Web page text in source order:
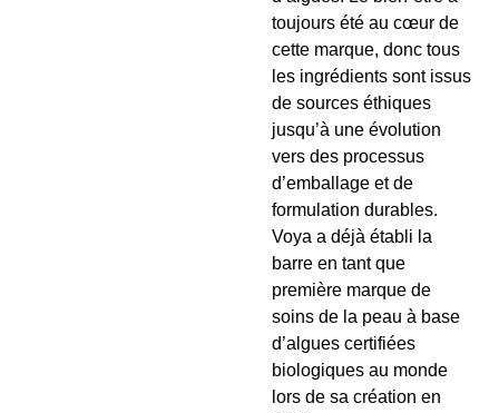
toujours été au cœur de
cette marque, donc tous
les ingrédients sont issus
de sources éthiques
jusqu’à une évolution
vers des processus
d’emballage et de
formulation durables.
Voya a déjà établi la
barre en tant que
première marque de
soins de la peau à base
d’algues certifiées
biologiques au monde
lors de sa création en